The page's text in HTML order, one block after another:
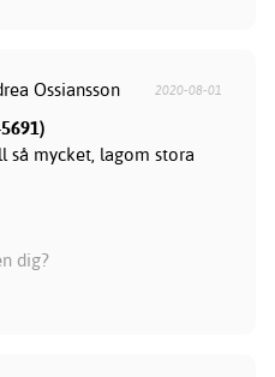
Ossiansson 2020-08-01
så mycket, lagom stora
dig?